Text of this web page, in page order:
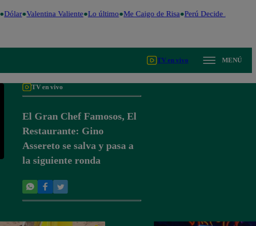
Dólar Valentina Valiente Lo último Me Caigo de Risa Perú Decide 2026
TV en vivo MENÚ
TV en vivo
El Gran Chef Famosos, El
Restaurante: Gino
Assereto se salva y pasa a
la siguiente ronda